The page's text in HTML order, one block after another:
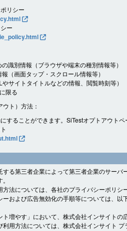
リシー
ー
識別情報（ブラウザや端末の種別情報等）
（画面タップ・スクロール情報等）
サイトタイトルなどの情報、閲覧時刻等）
限る
ト）方法：
することができます。SiTestオプトアウトペ
する第三者企業によって第三者企業のサー
法については、各社のプライバシーポリシ
および広告無効化の手順等については、以
ト増やす」において、株式会社インサイトの
用方法については、株式会社インサイト